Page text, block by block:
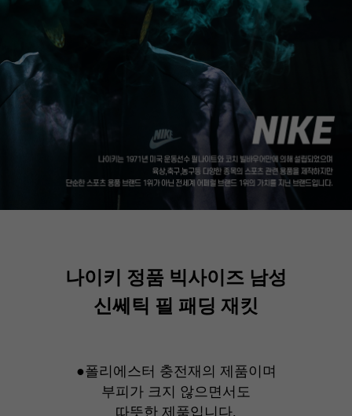
나이키 정품 빅사이즈 남성
신쎄틱 필 패딩 재킷
●폴리에스터 충전재의 제품이며
부피가 크지 않으면서도
따뜻한 제품입니다.